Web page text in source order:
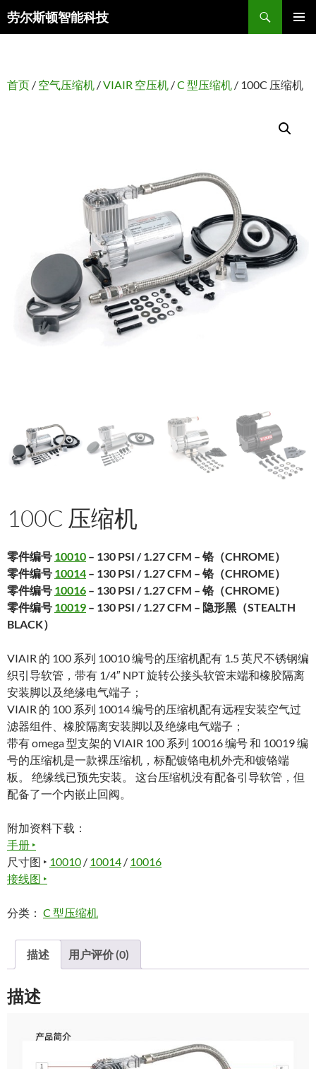
劳尔斯顿智能科技
搜
索
首页 / 空气压缩机 /VIAIR 空压机 /C 型压缩机 / 100C 压缩机
100C 压缩机
零件编号 10010 – 130 PSI / 1.27 CFM – 铬（CHROME）
零件编号 10014 – 130 PSI / 1.27 CFM – 铬（CHROME）
零件编号 10016 – 130 PSI / 1.27 CFM – 铬（CHROME）
零件编号 10019 – 130 PSI / 1.27 CFM – 隐形黑（STEALTH
BLACK）
VIAIR 的 100 系列 10010 编号的压缩机配有 1.5 英尺不锈钢编
织引导软管，带有 1/4″ NPT 旋转公接头软管末端和橡胶隔离
安装脚以及绝缘电气端子；
VIAIR 的 100 系列 10014 编号的压缩机配有远程安装空气过
滤器组件、橡胶隔离安装脚以及绝缘电气端子；
带有 omega 型支架的 VIAIR 100 系列 10016 编号 和 10019 编
号的压缩机是一款裸压缩机，标配镀铬电机外壳和镀铬端
板。 绝缘线已预先安装。 这台压缩机没有配备引导软管，但
配备了一个内嵌止回阀。
附加资料下载：
手册 ‣
尺寸图 ‣ 10010 / 10014 / 10016
接线图 ‣
分类： C 型压缩机
描述 用户评价 (0)
描述